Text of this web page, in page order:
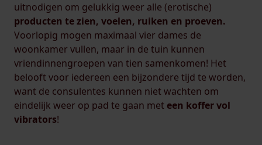
uitnodigen om gelukkig weer alle (erotische)
producten te zien, voelen, ruiken en proeven.
Voorlopig mogen maximaal vier dames de
woonkamer vullen, maar in de tuin kunnen
vriendinnengroepen van tien samenkomen! Het
belooft voor iedereen een bijzondere tijd te worden,
want de consulentes kunnen niet wachten om
eindelijk weer op pad te gaan met een koffer vol
vibrators!